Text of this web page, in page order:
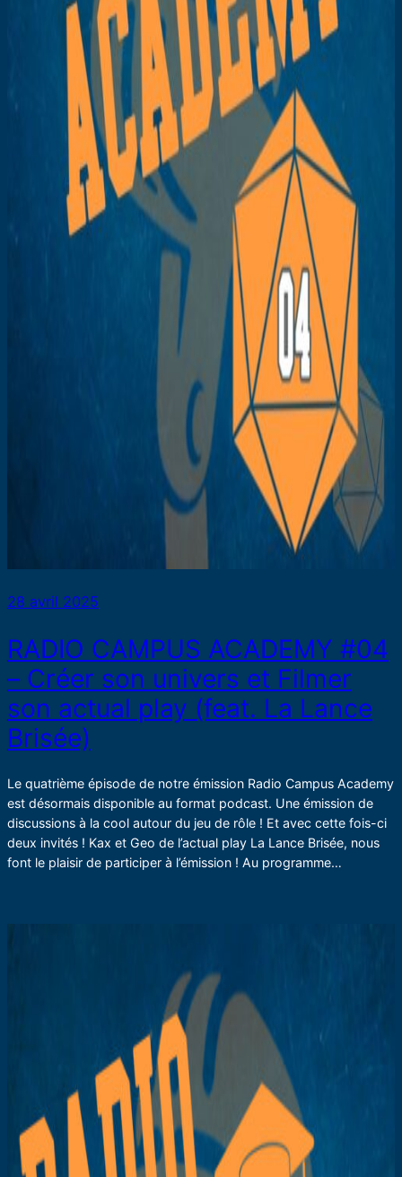
28 avril 2025
RADIO CAMPUS ACADEMY #04
– Créer son univers et Filmer
son actual play (feat. La Lance
Brisée)
Le quatrième épisode de notre émission Radio Campus Academy
est désormais disponible au format podcast. Une émission de
discussions à la cool autour du jeu de rôle ! Et avec cette fois-ci
deux invités ! Kax et Geo de l’actual play La Lance Brisée, nous
font le plaisir de participer à l’émission ! Au programme…